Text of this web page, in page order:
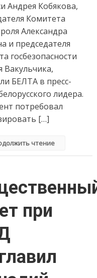
Андрея Кобякова,
Комитета
Александра
и председателя
госбезопасности
Вакульчика,
БЕЛТА в пресс-
лидера.
потребовал
[…]
чтение
при